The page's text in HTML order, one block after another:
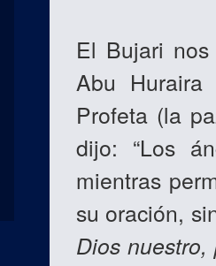
El Bujari
Abu
Profeta (la
dijo: “Los
mientras
su oración,
Dios